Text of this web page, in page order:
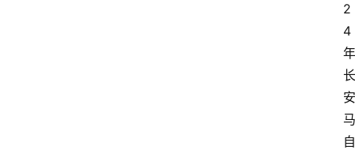
2
4
年
长
安
马
自